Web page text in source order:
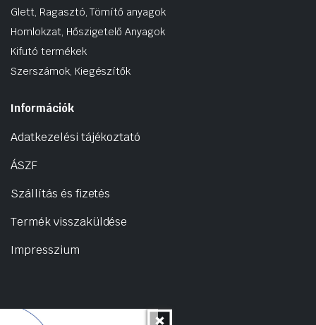
Glett, Ragasztó, Tömítő anyagok
Homlokzat, Hőszigetelő Anyagok
Kifutó termékek
Szerszámok, Kiegészítők
Információk
Adatkezelési tájékoztató
ÁSZF
Szállítás és fizetés
Termék visszaküldése
Impresszium